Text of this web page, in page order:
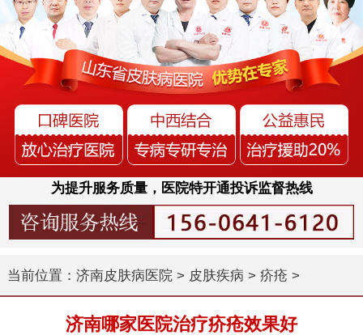
为提升服务质量，医院特开通投诉监督热线
当前位置： 济南皮肤病医院> 皮肤疾病 > 疥疮 >
济南哪家医院治疗疥疮效果好